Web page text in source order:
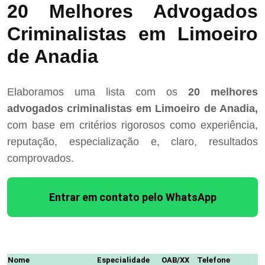
20 Melhores Advogados
Criminalistas em Limoeiro
de Anadia
Elaboramos uma lista com os 20 melhores
advogados criminalistas em Limoeiro de Anadia,
com base em critérios rigorosos como experiência,
reputação, especialização e, claro, resultados
comprovados.
Entrar em contato pelo WhatsApp
Nome Especialidade OAB/XX
Telefone